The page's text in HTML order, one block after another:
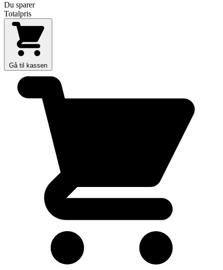
Du sparer
Totalpris
Gå til kassen